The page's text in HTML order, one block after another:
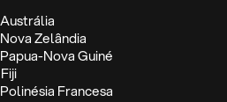
Zelândia
Nova Guiné
Francesa